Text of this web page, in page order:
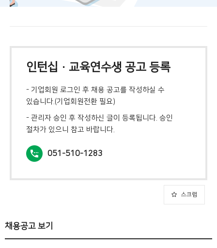
인턴십·교육연수생 공고 등록
- 기업회원 로그인 후 채용 공고를 작성하실 수
있습니다.(기업회원전환 필요)
- 관리자 승인 후 작성하신 글이 등록됩니다. 승인
절차가 있으니 참고 바랍니다.
051-510-1283
스크랩
채용공고 보기